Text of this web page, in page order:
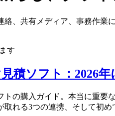
絡、共有メディア、事務作業
す
積ソフト：2026
の購入ガイド。本当に重要
取れる3つの連携、そして初め